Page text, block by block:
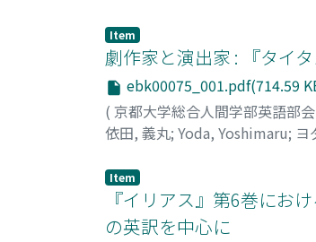
Item
劇作家と演出家 : 『タイ
ebk00075_001.pdf(714.59
( 京都大学総合人間学部英語部会
依田, 義丸; Yoda, Yoshimaru; ヨ
Item
『イリアス』第6巻にお
の英訳を中心に